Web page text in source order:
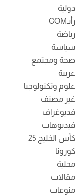
دولية
رأيـCOM
رياضة
سياسة
صحة ومجتمع
عربية
علوم وتكنولوجيا
غير مصنف
فديوغراف
فيديوهات
كأس الخليج 25
كورونا
محلية
مقالات
منوعات